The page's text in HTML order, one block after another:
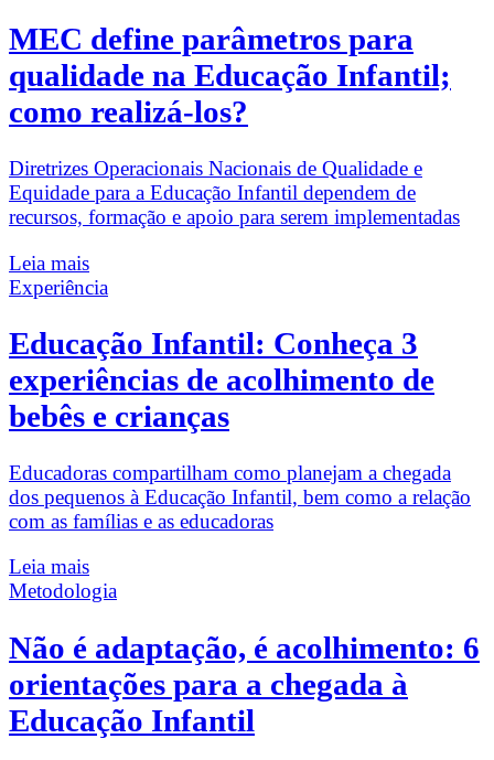
MEC define parâmetros para
qualidade na Educação Infantil;
como realizá-los?
Diretrizes Operacionais Nacionais de Qualidade e
Equidade para a Educação Infantil dependem de
recursos, formação e apoio para serem implementadas
Leia mais
Experiência
Educação Infantil: Conheça 3
experiências de acolhimento de
bebês e crianças
Educadoras compartilham como planejam a chegada
dos pequenos à Educação Infantil, bem como a relação
com as famílias e as educadoras
Leia mais
Metodologia
Não é adaptação, é acolhimento: 6
orientações para a chegada à
Educação Infantil